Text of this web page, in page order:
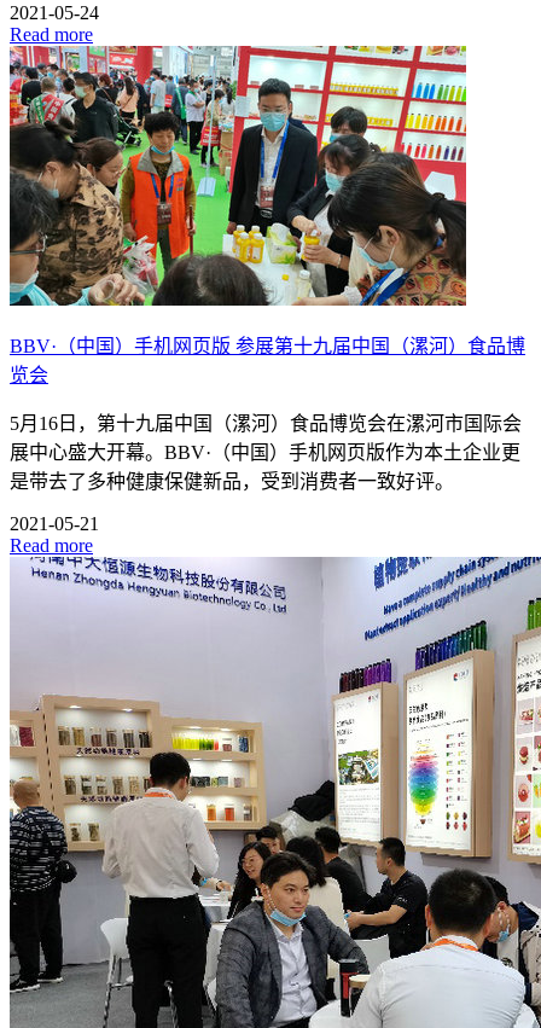
2021-05-24
Read more
BBV·（中国）手机网页版 参展第十九届中国（漯河）食品博
览会
5月16日，第十九届中国（漯河）食品博览会在漯河市国际会
展中心盛大开幕。BBV·（中国）手机网页版作为本土企业更
是带去了多种健康保健新品，受到消费者一致好评。
2021-05-21
Read more